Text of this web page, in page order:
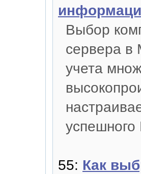
Выбор
сервера в
учета
55: Как